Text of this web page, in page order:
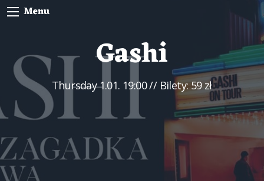
Menu
Gashi
Thursday1.01. 19:00// Bilety: 59 zł